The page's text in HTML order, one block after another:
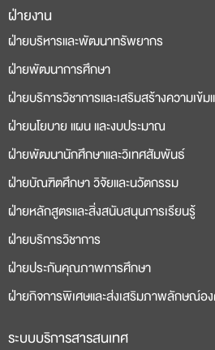
deneme
bonusu
casino
siteleri
ฝ่ายงาน
ฝ่ายบริหารและพัฒนาทรัพยากร
ฝ่ายพัฒนาการศึกษา
ฝ่ายบริการวิชาการและเสริมสร้างความเข้ม
ฝ่ายนโยบาย แผน และงบประมาณ
ฝ่ายพัฒนานักศึกษาและวิเทศสัมพันธ์
ฝ่ายบัณฑิตศึกษา วิจัยและนวัตกรรม
ฝ่ายหลักสูตรและสิ่งสนับสนุนการเรียนรู้
ฝ่ายบริการวิชาการ
ฝ่ายประกันคุณภาพการศึกษา
ฝ่ายกิจการพิเศษและส่งเสริมภาพลักษณ์อ
ระบบบริการสารสนเทศ